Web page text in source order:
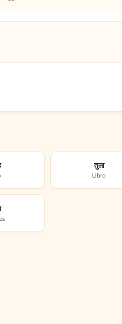
तुला
Libra